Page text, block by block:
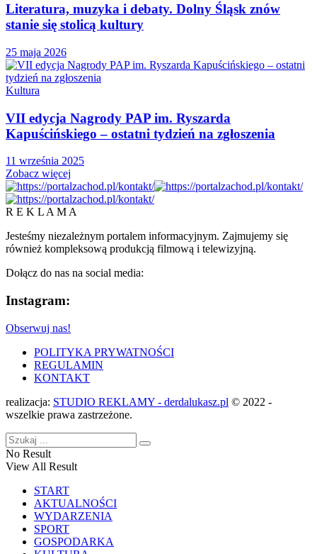
Literatura, muzyka i debaty. Dolny Śląsk znów
stanie się stolicą kultury
25 maja 2026
Kultura
VII edycja Nagrody PAP im. Ryszarda
Kapuścińskiego – ostatni tydzień na zgłoszenia
11 września 2025
Zobacz więcej
R E K L A M A
Jesteśmy niezależnym portalem informacyjnym. Zajmujemy się
również kompleksową produkcją filmową i telewizyjną.
Dołącz do nas na social media:
Instagram:
Obserwuj nas!
POLITYKA PRYWATNOŚCI
REGULAMIN
KONTAKT
realizacja: STUDIO REKLAMY - derdalukasz.pl © 2022 -
wszelkie prawa zastrzeżone.
No Result
View All Result
START
AKTUALNOŚCI
WYDARZENIA
SPORT
GOSPODARKA